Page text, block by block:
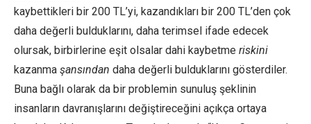
kaybettikleri bir 200 TL’yi, kazandıkları bir 200 TL’den çok
daha değerli bulduklarını, daha terimsel ifade edecek
olursak, birbirlerine eşit olsalar dahi kaybetme riskini
kazanma şansından daha değerli bulduklarını gösterdiler.
Buna bağlı olarak da bir problemin sunuluş şeklinin
insanların davranışlarını değiştireceğini açıkça ortaya